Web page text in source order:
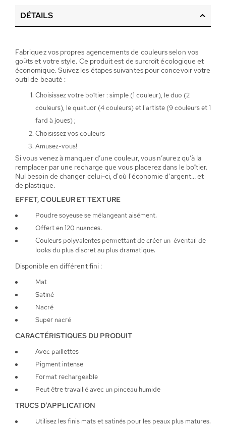
DÉTAILS
Fabriquez vos propres agencements de couleurs selon vos
goûts et votre style. Ce produit est de surcroît écologique et
économique. Suivez les étapes suivantes pour concevoir votre
outil de beauté :
Choisissez votre boîtier : simple (1 couleur), le duo (2
couleurs), le quatuor (4 couleurs) et l'artiste (9 couleurs et 1
fard à joues) ;
Choisissez vos couleurs
Amusez-vous!
Si vous venez à manquer d’une couleur, vous n’aurez qu’à la
remplacer par une recharge que vous placerez dans le boîtier.
Nul besoin de changer celui-ci, d'où l'économie d’argent… et
de plastique.
EFFET, COULEUR ET TEXTURE
Poudre soyeuse se mélangeant aisément.
Offert en 120 nuances.
Couleurs polyvalentes permettant de créer un éventail de
looks du plus discret au plus dramatique.
Disponible en différent fini :
Mat
Satiné
Nacré
Super nacré
CARACTÉRISTIQUES DU PRODUIT
Avec paillettes
Pigment intense
Format rechargeable
Peut être travaillé avec un pinceau humide
TRUCS D’APPLICATION
Utilisez les finis mats et satinés pour les peaux plus matures.